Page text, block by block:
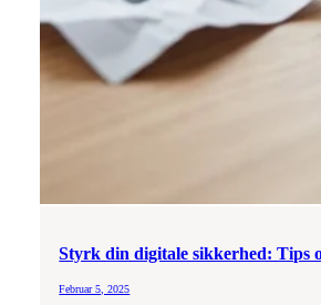
Styrk din digitale sikkerhed: Tips
Februar 5, 2025